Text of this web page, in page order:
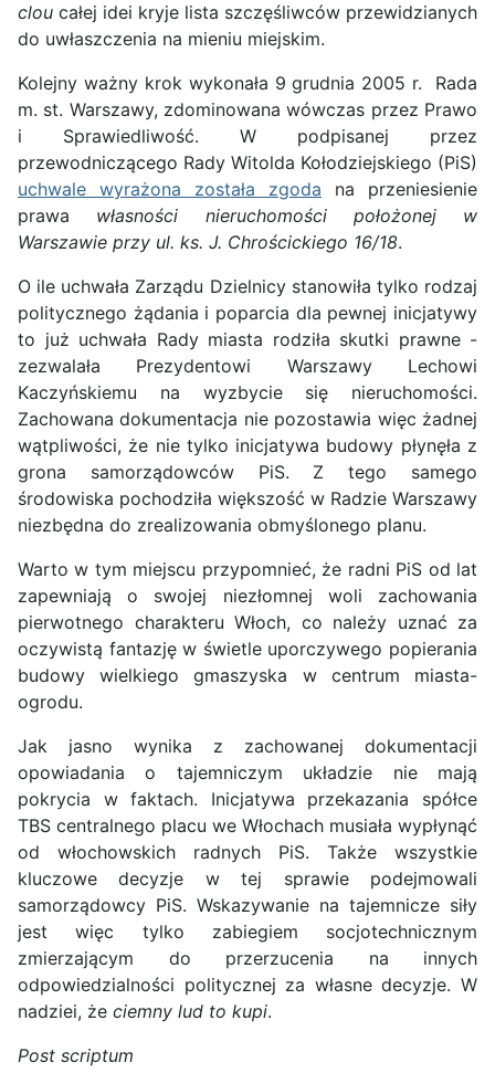
clou całej idei kryje lista szczęśliwców przewidzianych
do uwłaszczenia na mieniu miejskim.
Kolejny ważny krok wykonała 9 grudnia 2005 r. Rada
m. st. Warszawy, zdominowana wówczas przez Prawo
i Sprawiedliwość. W podpisanej przez
przewodniczącego Rady Witolda Kołodziejskiego (PiS)
uchwale wyrażona została zgoda na przeniesienie
prawa własności nieruchomości położonej w
Warszawie przy ul. ks. J. Chrościckiego 16/18.
O ile uchwała Zarządu Dzielnicy stanowiła tylko rodzaj
politycznego żądania i poparcia dla pewnej inicjatywy
to już uchwała Rady miasta rodziła skutki prawne -
zezwalała Prezydentowi Warszawy Lechowi
Kaczyńskiemu na wyzbycie się nieruchomości.
Zachowana dokumentacja nie pozostawia więc żadnej
wątpliwości, że nie tylko inicjatywa budowy płynęła z
grona samorządowców PiS. Z tego samego
środowiska pochodziła większość w Radzie Warszawy
niezbędna do zrealizowania obmyślonego planu.
Warto w tym miejscu przypomnieć, że radni PiS od lat
zapewniają o swojej niezłomnej woli zachowania
pierwotnego charakteru Włoch, co należy uznać za
oczywistą fantazję w świetle uporczywego popierania
budowy wielkiego gmaszyska w centrum miasta-
ogrodu.
Jak jasno wynika z zachowanej dokumentacji
opowiadania o tajemniczym układzie nie mają
pokrycia w faktach. Inicjatywa przekazania spółce
TBS centralnego placu we Włochach musiała wypłynąć
od włochowskich radnych PiS. Także wszystkie
kluczowe decyzje w tej sprawie podejmowali
samorządowcy PiS. Wskazywanie na tajemnicze siły
jest więc tylko zabiegiem socjotechnicznym
zmierzającym do przerzucenia na innych
odpowiedzialności politycznej za własne decyzje. W
nadziei, że ciemny lud to kupi.
Post scriptum